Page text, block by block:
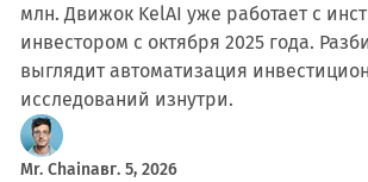
млн. Движок KelAI уже работает с
инвестором с октября 2025 года.
выглядит автоматизация
исследований изнутри.
Mr. Chainавг. 5, 2026